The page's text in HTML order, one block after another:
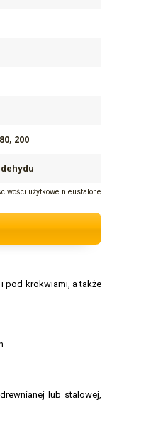
200
użytkowe nieustalone
pod krokwiami, a także
lub stalowej,